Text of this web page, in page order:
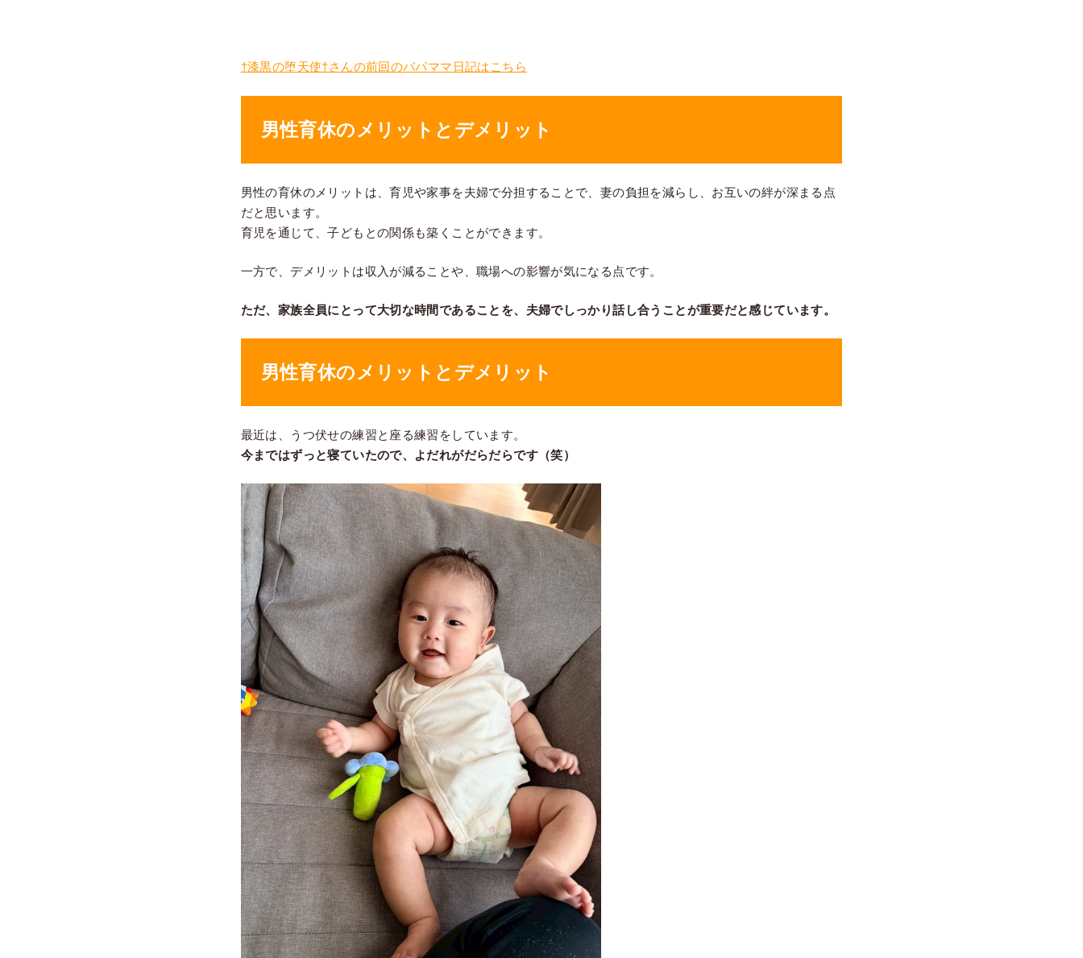
†漆黒の堕天使†さんの前回のパパママ日記はこちら
男性育休のメリットとデメリット
男性の育休のメリットは、育児や家事を夫婦で分担することで、妻の負担を減らし、お互いの絆が深まる点
だと思います。
育児を通じて、子どもとの関係も築くことができます。
一方で、デメリットは収入が減ることや、職場への影響が気になる点です。
ただ、家族全員にとって大切な時間であることを、夫婦でしっかり話し合うことが重要だと感じています。
男性育休のメリットとデメリット
最近は、うつ伏せの練習と座る練習をしています。
今まではずっと寝ていたので、よだれがだらだらです（笑）